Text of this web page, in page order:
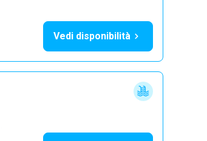
Vedi disponibilità